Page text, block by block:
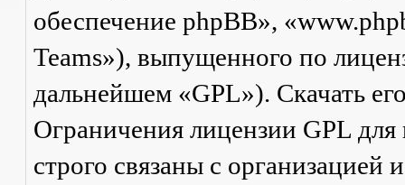
обеспечение phpBB»,
Teams»), выпущенного по
дальнейшем «GPL»). Скачать
Ограничения лицензии GPL
строго связаны с